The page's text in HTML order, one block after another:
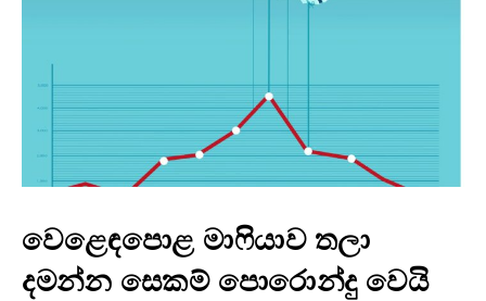
වෙළෙඳපොළ මාෆියාව තලා
දමන්න සෙකම් පොරොන්දු වෙයි